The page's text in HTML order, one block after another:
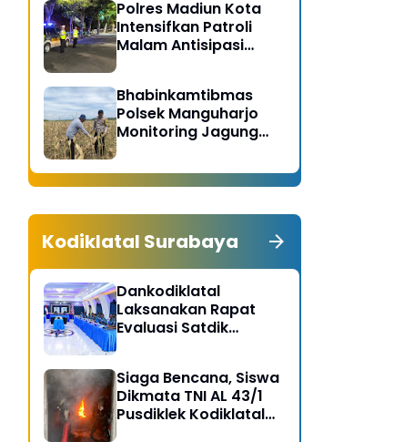
Polres Madiun Kota
Intensifkan Patroli
Malam Antisipasi
Bhabinkamtibmas
Polsek Manguharjo
Monitoring Jagung
Dukung Swasembada
Pangan 2026
Kodiklatal Surabaya
Dankodiklatal
Laksanakan Rapat
Evaluasi Satdik
Siaga Bencana, Siswa
Dikmata TNI AL 43/1
Pusdiklek Kodiklatal